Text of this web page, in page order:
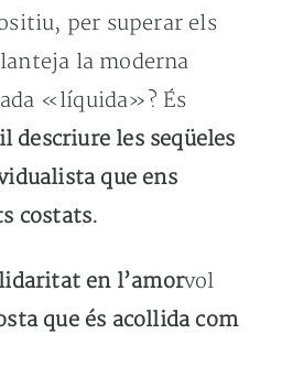
per superar els
la moderna
«líquida»? És
descriure les seqüeles
que ens
costats.
en l’amorvol
que és acollida com